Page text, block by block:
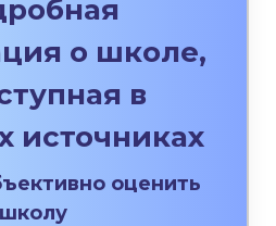
о школе,
в
источниках
оценить
школу